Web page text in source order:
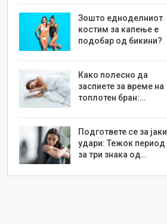
Зошто едноделниот
костим за капење е
подобар од бикини?
Како полесно да
заспиете за време на
топлотен бран:…
Подгответе се за јаки
удари: Тежок период
за три знака од…